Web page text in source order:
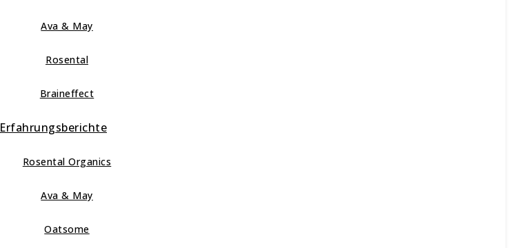
Ava & May
Rosental
Braineffect
Erfahrungsberichte
Rosental Organics
Ava & May
Oatsome